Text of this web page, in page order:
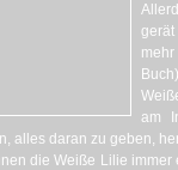
am
alles daran zu geben,
die Weiße Lilie